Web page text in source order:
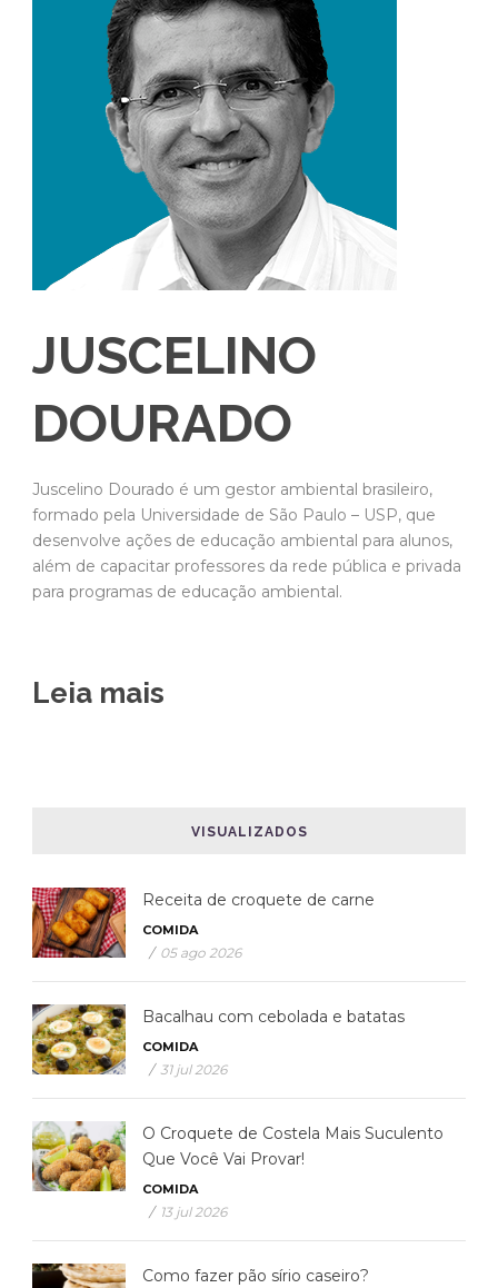
JUSCELINO
DOURADO
Juscelino Dourado é um gestor ambiental brasileiro,
formado pela Universidade de São Paulo – USP, que
desenvolve ações de educação ambiental para alunos,
além de capacitar professores da rede pública e privada
para programas de educação ambiental.
Leia mais
VISUALIZADOS
Receita de croquete de carne
COMIDA
/ 05 ago 2026
Bacalhau com cebolada e batatas
COMIDA
/ 31 jul 2026
O Croquete de Costela Mais Suculento
Que Você Vai Provar!
COMIDA
/ 13 jul 2026
Como fazer pão sírio caseiro?